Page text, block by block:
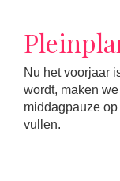
Nu het voorjaar
wordt, maken
middagpauze
vullen.